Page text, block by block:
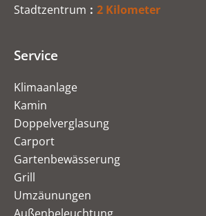
Stadtzentrum
2 Kilometer
Service
Klimaanlage
Kamin
Doppelverglasung
Carport
Gartenbewässerung
Grill
Umzäunungen